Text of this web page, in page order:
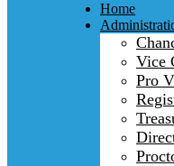
Home
Vice
Pro